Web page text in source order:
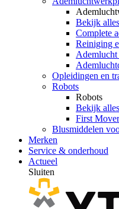
Bekijk alles
Complete
Reiniging
Ademlucht
Opleidingen en
Robots
Robots
Bekijk alles
First Mover
Blusmiddelen
Merken
Service & onderhoud
Actueel
Sluiten